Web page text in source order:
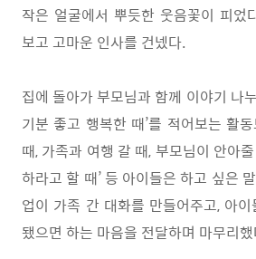
작은 얼굴에서 뿌듯한 웃음꽃이 피었
보고 고마운 인사를 건넸다.
집에 돌아가 부모님과 함께 이야기 나
기분 좋고 행복한 때’를 적어보는 활
때, 가족과 여행 갈 때, 부모님이 안아
하라고 할 때’등 아이들은 하고 싶은
업이 가족 간 대화를 만들어주고, 아
됐으면 하는 마음을 전달하며 마무리